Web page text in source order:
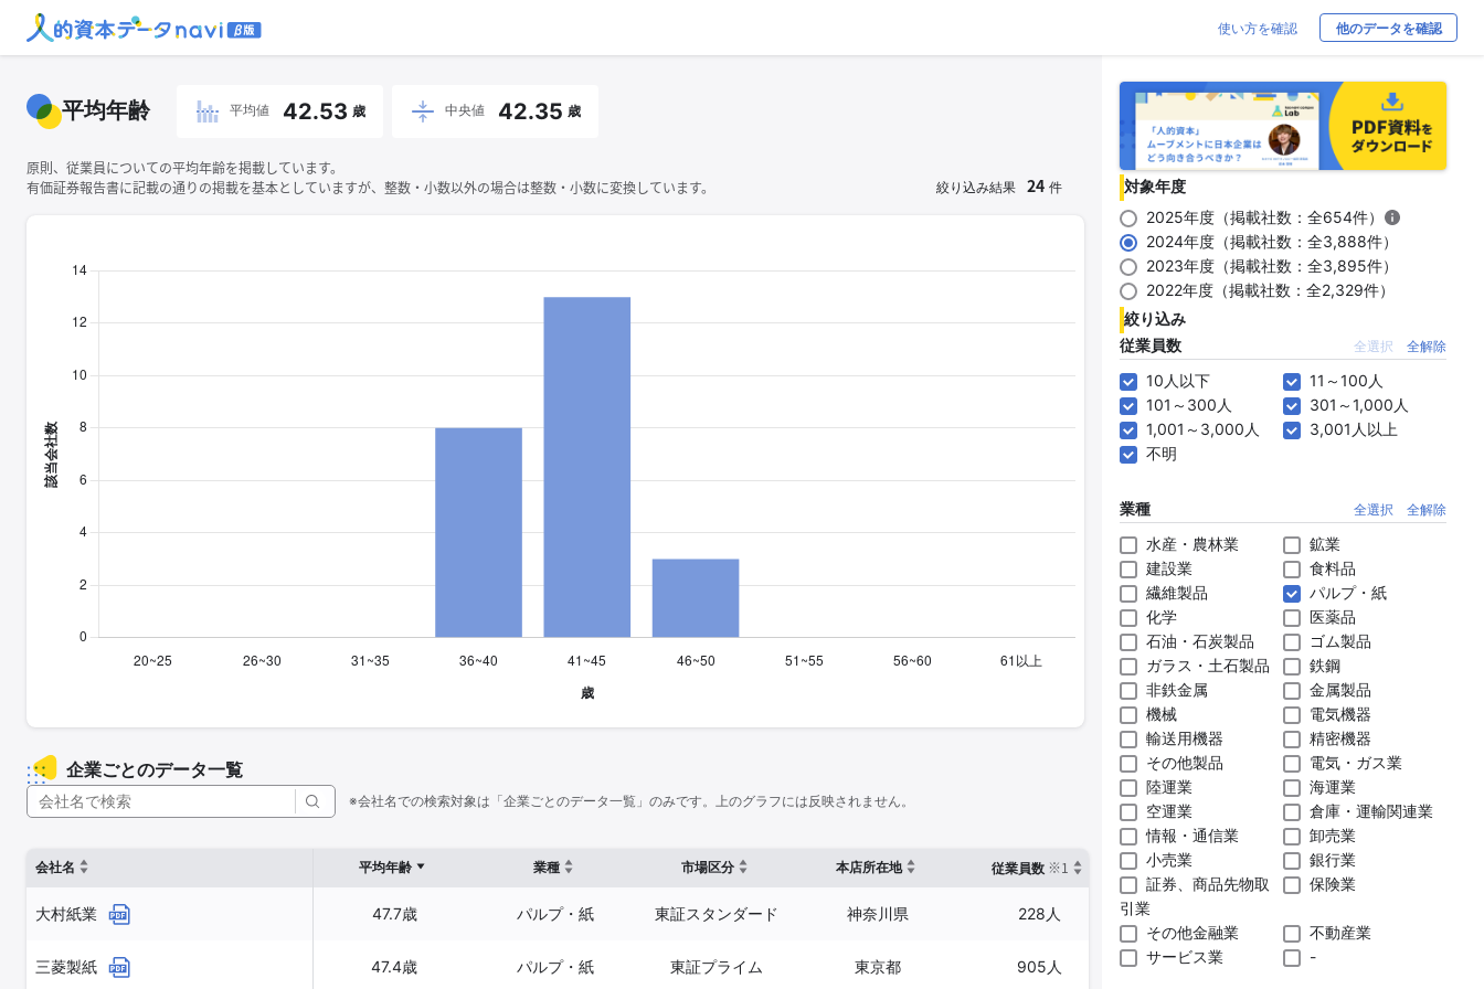
使い方を確認 他のデータを確認
平均年齢 平均値 42.53 歳 中央値 42.35 歳
原則、従業員についての平均年齢を掲載しています。
有価証券報告書に記載の通りの掲載を基本としていますが、整数・小数以外の場合は整数・小数に変換しています。
絞り込み結果 24 件
企業ごとのデータ一覧
※会社名での検索対象は「企業ごとのデータ一覧」のみです。上のグラフには反映されません。
会社名 平均年齢 業種 市場区分 本店所在地 従業員数 ※1 臨時従業員数 確認した有報締日
大村紙業 47.7歳 パルプ・紙 東証スタンダード 神奈川県 228人
三菱製紙 47.4歳 パルプ・紙 東証プライム 東京都 905人 178人
対象年度
2025年度（掲載社数：全654件）
2024年度（掲載社数：全3,888件）
2023年度（掲載社数：全3,895件）
2022年度（掲載社数：全2,329件）
絞り込み
従業員数
全選択 全解除
10人以下
11～100人
101～300人
301～1,000人
1,001～3,000人
3,001人以上
不明
業種 全選択 全解除
水産・農林業
鉱業
建設業
食料品
繊維製品
パルプ・紙
化学
医薬品
石油・石炭製品
ゴム製品
ガラス・土石製品
鉄鋼
非鉄金属
金属製品
機械
電気機器
輸送用機器
精密機器
その他製品
電気・ガス業
陸運業
海運業
空運業
倉庫・運輸関連業
情報・通信業
卸売業
小売業
銀行業
証券、商品先物取
引業
保険業
その他金融業
不動産業
サービス業
-